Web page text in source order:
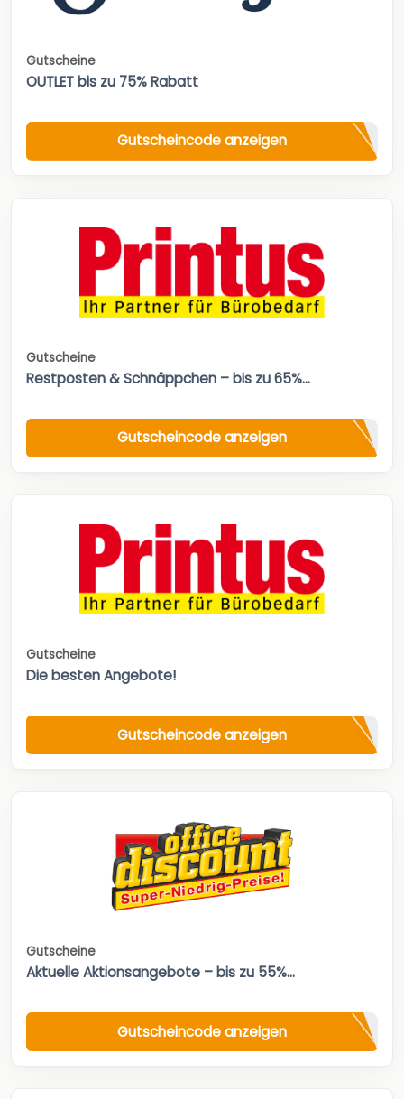
Gutscheine
OUTLET bis zu 75% Rabatt
Gutscheincode anzeigen
Gutscheine
Restposten & Schnäppchen – bis zu 65%...
Gutscheincode anzeigen
Gutscheine
Die besten Angebote!
Gutscheincode anzeigen
Gutscheine
Aktuelle Aktionsangebote – bis zu 55%...
Gutscheincode anzeigen